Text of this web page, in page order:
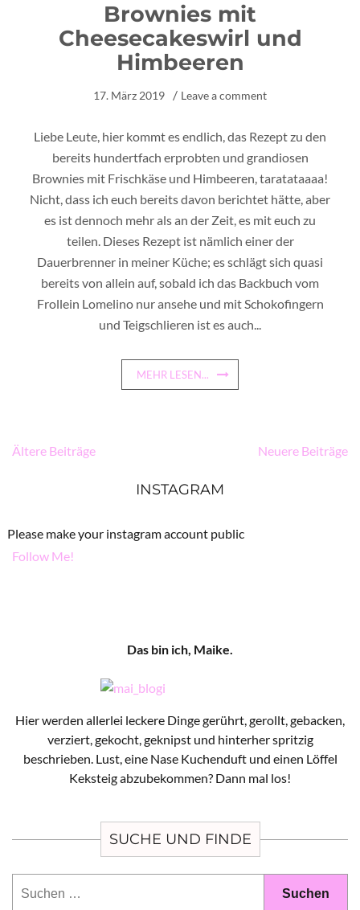
Brownies mit
Cheesecakeswirl und
Himbeeren
17. März 2019 Leave a comment
Liebe Leute, hier kommt es endlich, das Rezept zu den
bereits hundertfach erprobten und grandiosen
Brownies mit Frischkäse und Himbeeren, taratataaaa!
Nicht, dass ich euch bereits davon berichtet hätte, aber
es ist dennoch mehr als an der Zeit, es mit euch zu
teilen. Dieses Rezept ist nämlich einer der
Dauerbrenner in meiner Küche; es schlägt sich quasi
bereits von allein auf, sobald ich das Backbuch vom
Frollein Lomelino nur ansehe und mit Schokofingern
und Teigschlieren ist es auch...
MEHR LESEN...
Beitragsnavigation
Ältere Beiträge Neuere Beiträge
INSTAGRAM
Please make your instagram account public
Follow Me!
Das bin ich, Maike.
Hier werden allerlei leckere Dinge gerührt, gerollt, gebacken,
verziert, gekocht, geknipst und hinterher spritzig
beschrieben. Lust, eine Nase Kuchenduft und einen Löffel
Keksteig abzubekommen? Dann mal los!
SUCHE UND FINDE